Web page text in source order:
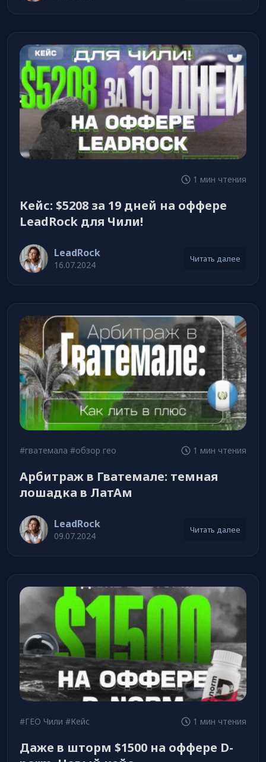
1 мин чтения
Кейс: $5208 за 19 дней на оффере
LeadRock для Чили!
LeadRock
16.07.2024
Читать далее
#гватемала #обзор гео 1 мин чтения
Арбитраж в Гватемале: темная
лошадка в ЛатАм
LeadRock
09.07.2024
Читать далее
#ГЕО Чили #Кейс 1 мин чтения
Даже в шторм $1500 на оффере D-